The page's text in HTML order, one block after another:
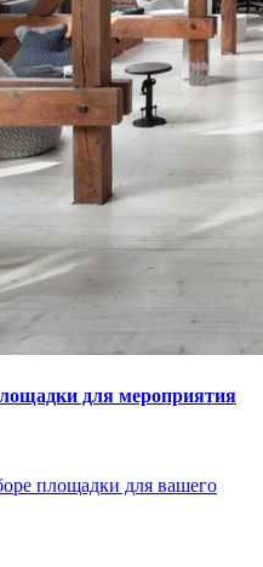
для мероприятия
площадки для вашего